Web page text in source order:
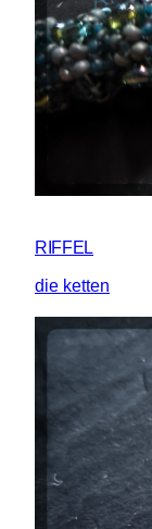
RIFFEL
die ketten